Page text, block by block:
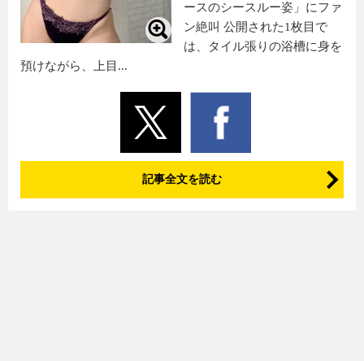
ースのシースルー姿」にファ
ン絶叫 公開された1枚目で
は、タイル張りの浴槽に身を
預けながら、上目...
記事全文を読む